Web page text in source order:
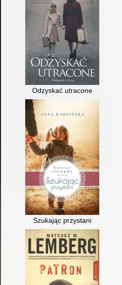
Odzyskać utracone
Szukając przystani